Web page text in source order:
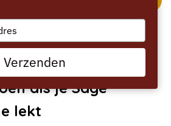
als je Sage
lekt
Verzenden